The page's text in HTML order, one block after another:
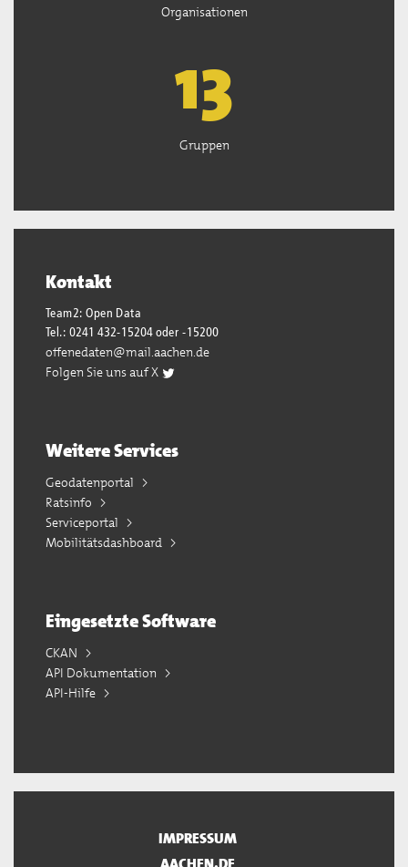
Organisationen
13
Gruppen
Kontakt
Team2: Open Data
Tel.: 0241 432-15204 oder -15200
offenedaten@mail.aachen.de
Folgen Sie uns auf X
Weitere Services
Geodatenportal
Ratsinfo
Serviceportal
Mobilitätsdashboard
Eingesetzte Software
CKAN
API Dokumentation
API-Hilfe
IMPRESSUM